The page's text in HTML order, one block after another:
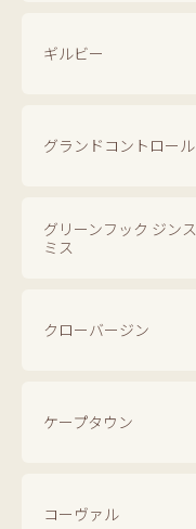
ギルビー
グランドコントロール
グリーンフック ジンス
ミス
クローバージン
ケープタウン
コーヴァル